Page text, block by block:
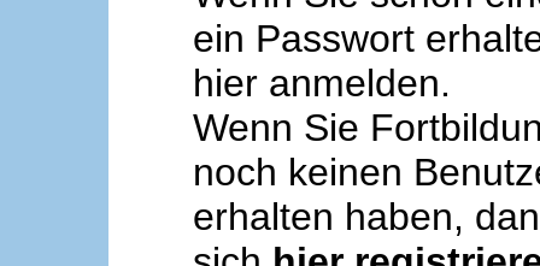
ein Passwort
hier anmelden.
Wenn Sie
noch keinen
erhalten haben,